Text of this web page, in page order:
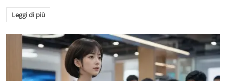
Leggi di più